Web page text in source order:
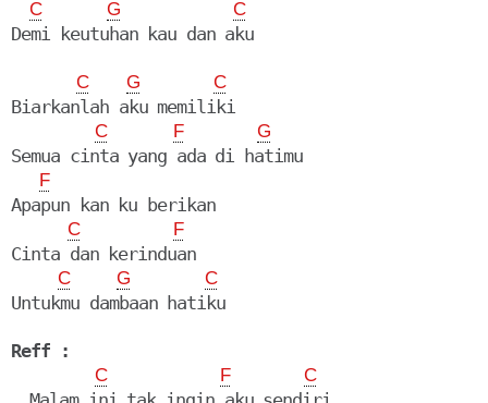
C G C
C G C
Biarkanlah aku memiliki
C F G
Semua cinta yang ada di hatimu
F
Apapun kan ku berikan
C F
Cinta dan kerinduan
C G C
Untukmu dambaan hatiku
Reff :
C F C